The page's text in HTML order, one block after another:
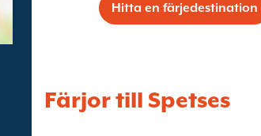
Färjor till Spetses
Hitta en färjedestination